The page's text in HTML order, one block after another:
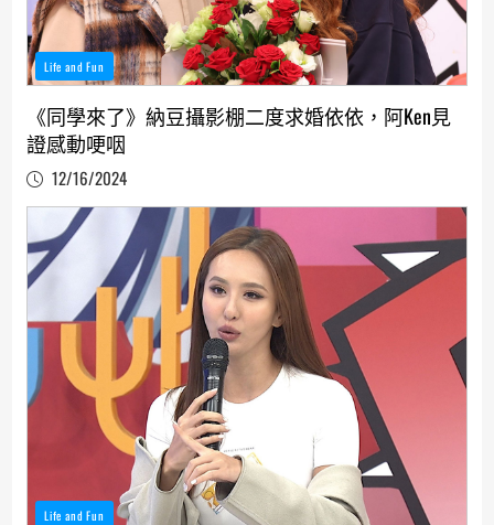
Life and Fun
《同學來了》納豆攝影棚二度求婚依依，阿Ken見
證感動哽咽
12/16/2024
Life and Fun